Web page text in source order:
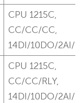
CPU 1215C,
CC/CC/CC,
14DI/10DO/2AI/
CPU 1215C,
CC/CC/RLY,
14DI/10DO/2AI/